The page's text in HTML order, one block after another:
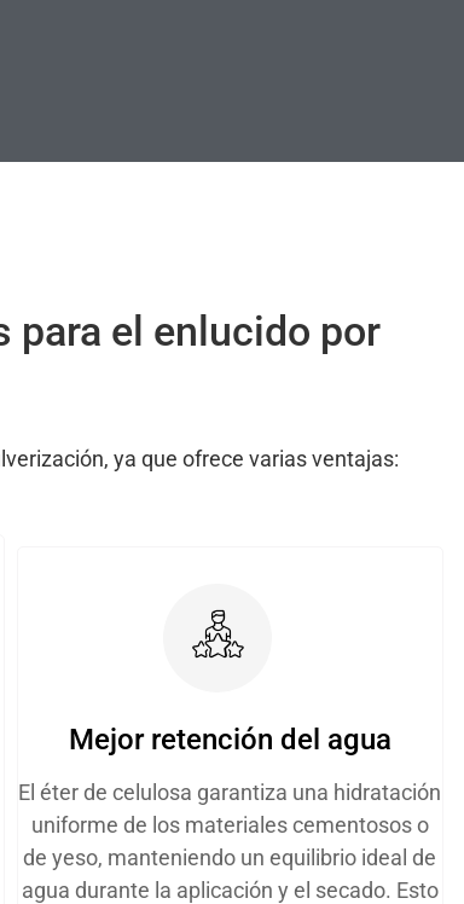
para el enlucido por
ya que ofrece varias ventajas:
Mejor retención del agua
El éter de celulosa garantiza una hidratación
uniforme de los materiales cementosos o
de yeso, manteniendo un equilibrio ideal de
agua durante la aplicación y el secado. Esto